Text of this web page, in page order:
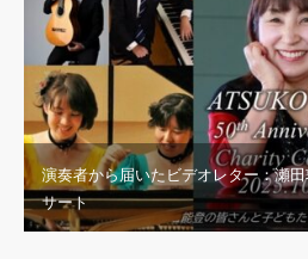
演奏者から届いたビデオレター：瀬
サート